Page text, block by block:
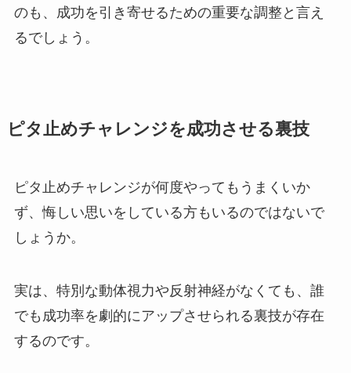
のも、成功を引き寄せるための重要な調整と言え
るでしょう。
ピタ止めチャレンジを成功させる裏技
ピタ止めチャレンジが何度やってもうまくいか
ず、悔しい思いをしている方もいるのではないで
しょうか。
実は、特別な動体視力や反射神経がなくても、誰
でも成功率を劇的にアップさせられる裏技が存在
するのです。